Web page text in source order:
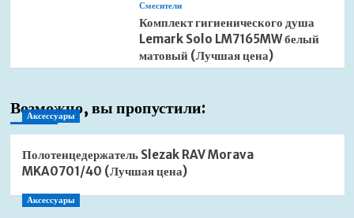
Смесители
Комплект гигиенического душа
Lemark Solo LM7165MW белый
матовый (Лучшая цена)
Возможно, вы пропустили:
Аксессуары
Полотенцедержатель Slezak RAV Morava
MKA0701/40 (Лучшая цена)
Аксессуары